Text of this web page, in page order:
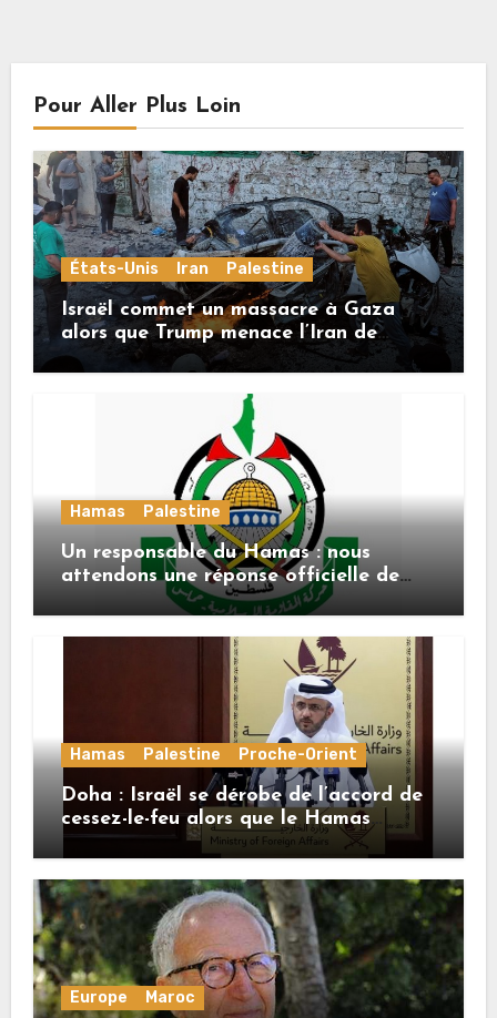
Pour Aller Plus Loin
États-Unis Iran Palestine
Israël commet un massacre à Gaza
alors que Trump menace l’Iran de
«décapitation»
Hamas Palestine
Un responsable du Hamas : nous
attendons une réponse officielle de
Mladenov concernant la feuille de
route de la deuxième phase de l’accord
Hamas Palestine Proche-Orient
Doha : Israël se dérobe de l’accord de
cessez-le-feu alors que le Hamas
honore ses engagements
Europe Maroc